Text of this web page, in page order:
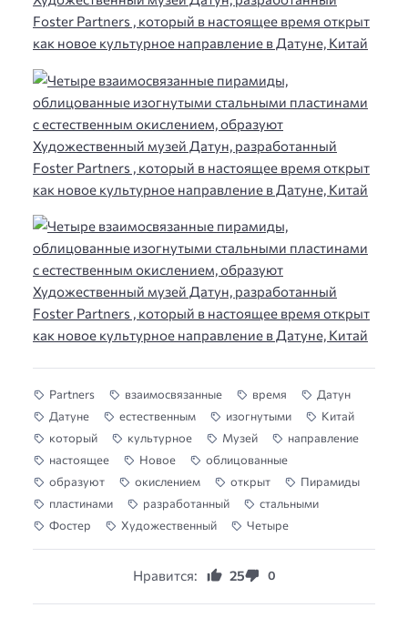
Partners взаимосвязанные время
Датун
Датуне
естественным изогнутыми
Китай
который
культурное Музей
направление
настоящее
Новое
облицованные
образуют
окислением открыт
Пирамиды
пластинами
разработанный
стальными
Фостер
Художественный Четыре
Нравится: 25 0